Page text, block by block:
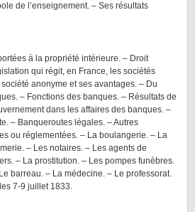
de l’enseignement. – Ses résultats
à la propriété intérieure. – Droit
qui régit, en France, les sociétés
anonyme et ses avantages. – Du
– Fonctions des banques. – Résultats de
dans les affaires des banques. –
– Banqueroutes légales. – Autres
ou réglementées. – La boulangerie. – La
– Les notaires. – Les agents de
– La prostitution. – Les pompes funèbres.
barreau. – La médecine. – Le professorat.
7-9 juillet 1833.